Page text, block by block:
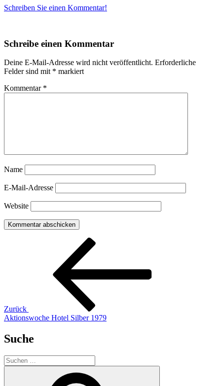
Schreiben Sie einen Kommentar!
Schreibe einen Kommentar
Deine E-Mail-Adresse wird nicht veröffentlicht. Erforderliche
Felder sind mit * markiert
Kommentar *
Name
E-Mail-Adresse
Website
Beitragsnavigation
Zurück
Aktionswoche Hotel Silber 1979
Suche
Suchen
nach: